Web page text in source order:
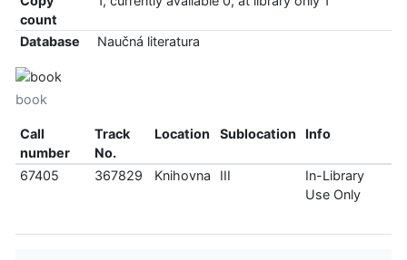
count
Database Naučná literatura
book
Call
number
Track
No.
Location Sublocation Info
67405 367829 Knihovna III
In-Library
Use Only